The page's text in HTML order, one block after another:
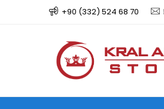
+90 (332) 524 68 70